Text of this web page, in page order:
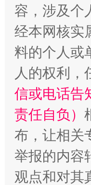
“蜀中异人”王建
容，涉及个
经本网核实
料的个人或
人的权利，
信或电话告
责任自负）
布，让相关
举报的内容
观点和对其